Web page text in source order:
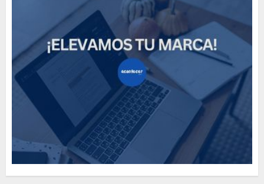
Need to Know About the
Classic Cars in a Retro